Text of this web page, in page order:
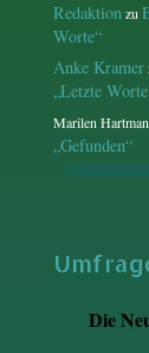
Redaktion zu
Worte“
Anke Kramer
„Letzte
Marilen
„Gefunden“
Die